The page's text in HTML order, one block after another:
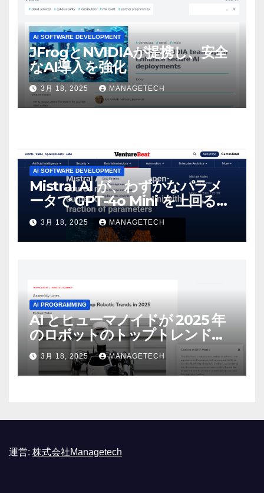
AI SOFTWARE DEVELOPMENT
JFrogとNVIDIAが提携し、安全
なAI導入を強化
3月 18, 2025 MANAGETECH
AI SOFTWARE DEVELOPMENT
Mistral AI が、わずかなパラメ
ータで GPT-4o Mini を上回る新
しいオープンソース モデルをリ
リース | VentureBeat
3月 18, 2025 MANAGETECH
AI PROGRAMMING
AI とヒューマノイドが 2025 年
のロボットのトップトレンドに |
ASSEMBLY
3月 18, 2025 MANAGETECH
運営: 株式会社Managetech